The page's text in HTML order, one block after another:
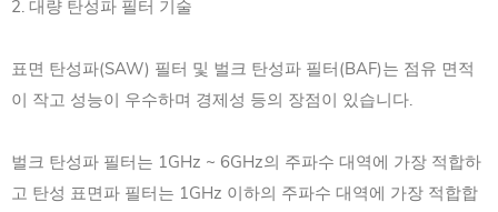
2. 대량 탄성파 필터 기술
표면 탄성파(SAW) 필터 및 벌크 탄성파 필터(BAF)는 점유 면적
이 작고 성능이 우수하며 경제성 등의 장점이 있습니다.
벌크 탄성파 필터는 1GHz ~ 6GHz의 주파수 대역에 가장 적합하
고 탄성 표면파 필터는 1GHz 이하의 주파수 대역에 가장 적합합